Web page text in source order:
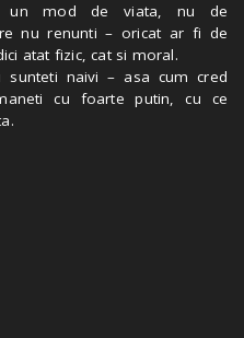
un mod de viata, nu de
nu renunti – oricat ar fi de
atat fizic, cat si moral.
naivi – asa cum cred
cu foarte putin, cu ce